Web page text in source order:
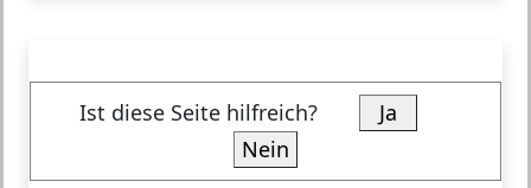
Ist diese Seite hilfreich?
Ja
Nein